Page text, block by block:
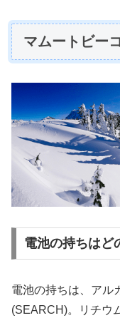
マムートビー
電池の持ちはど
電池の持ちは、アル
(SEARCH)。リチウ